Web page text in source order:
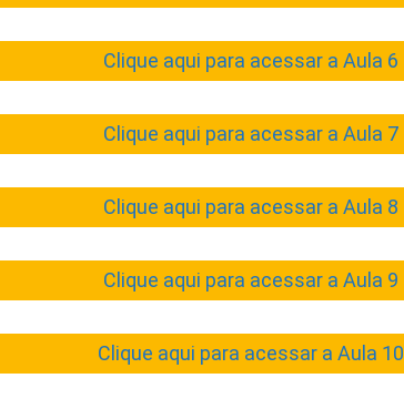
Clique aqui para acessar a Aula 6
Clique aqui para acessar a Aula 7
Clique aqui para acessar a Aula 8
Clique aqui para acessar a Aula 9
Clique aqui para acessar a Aula 10